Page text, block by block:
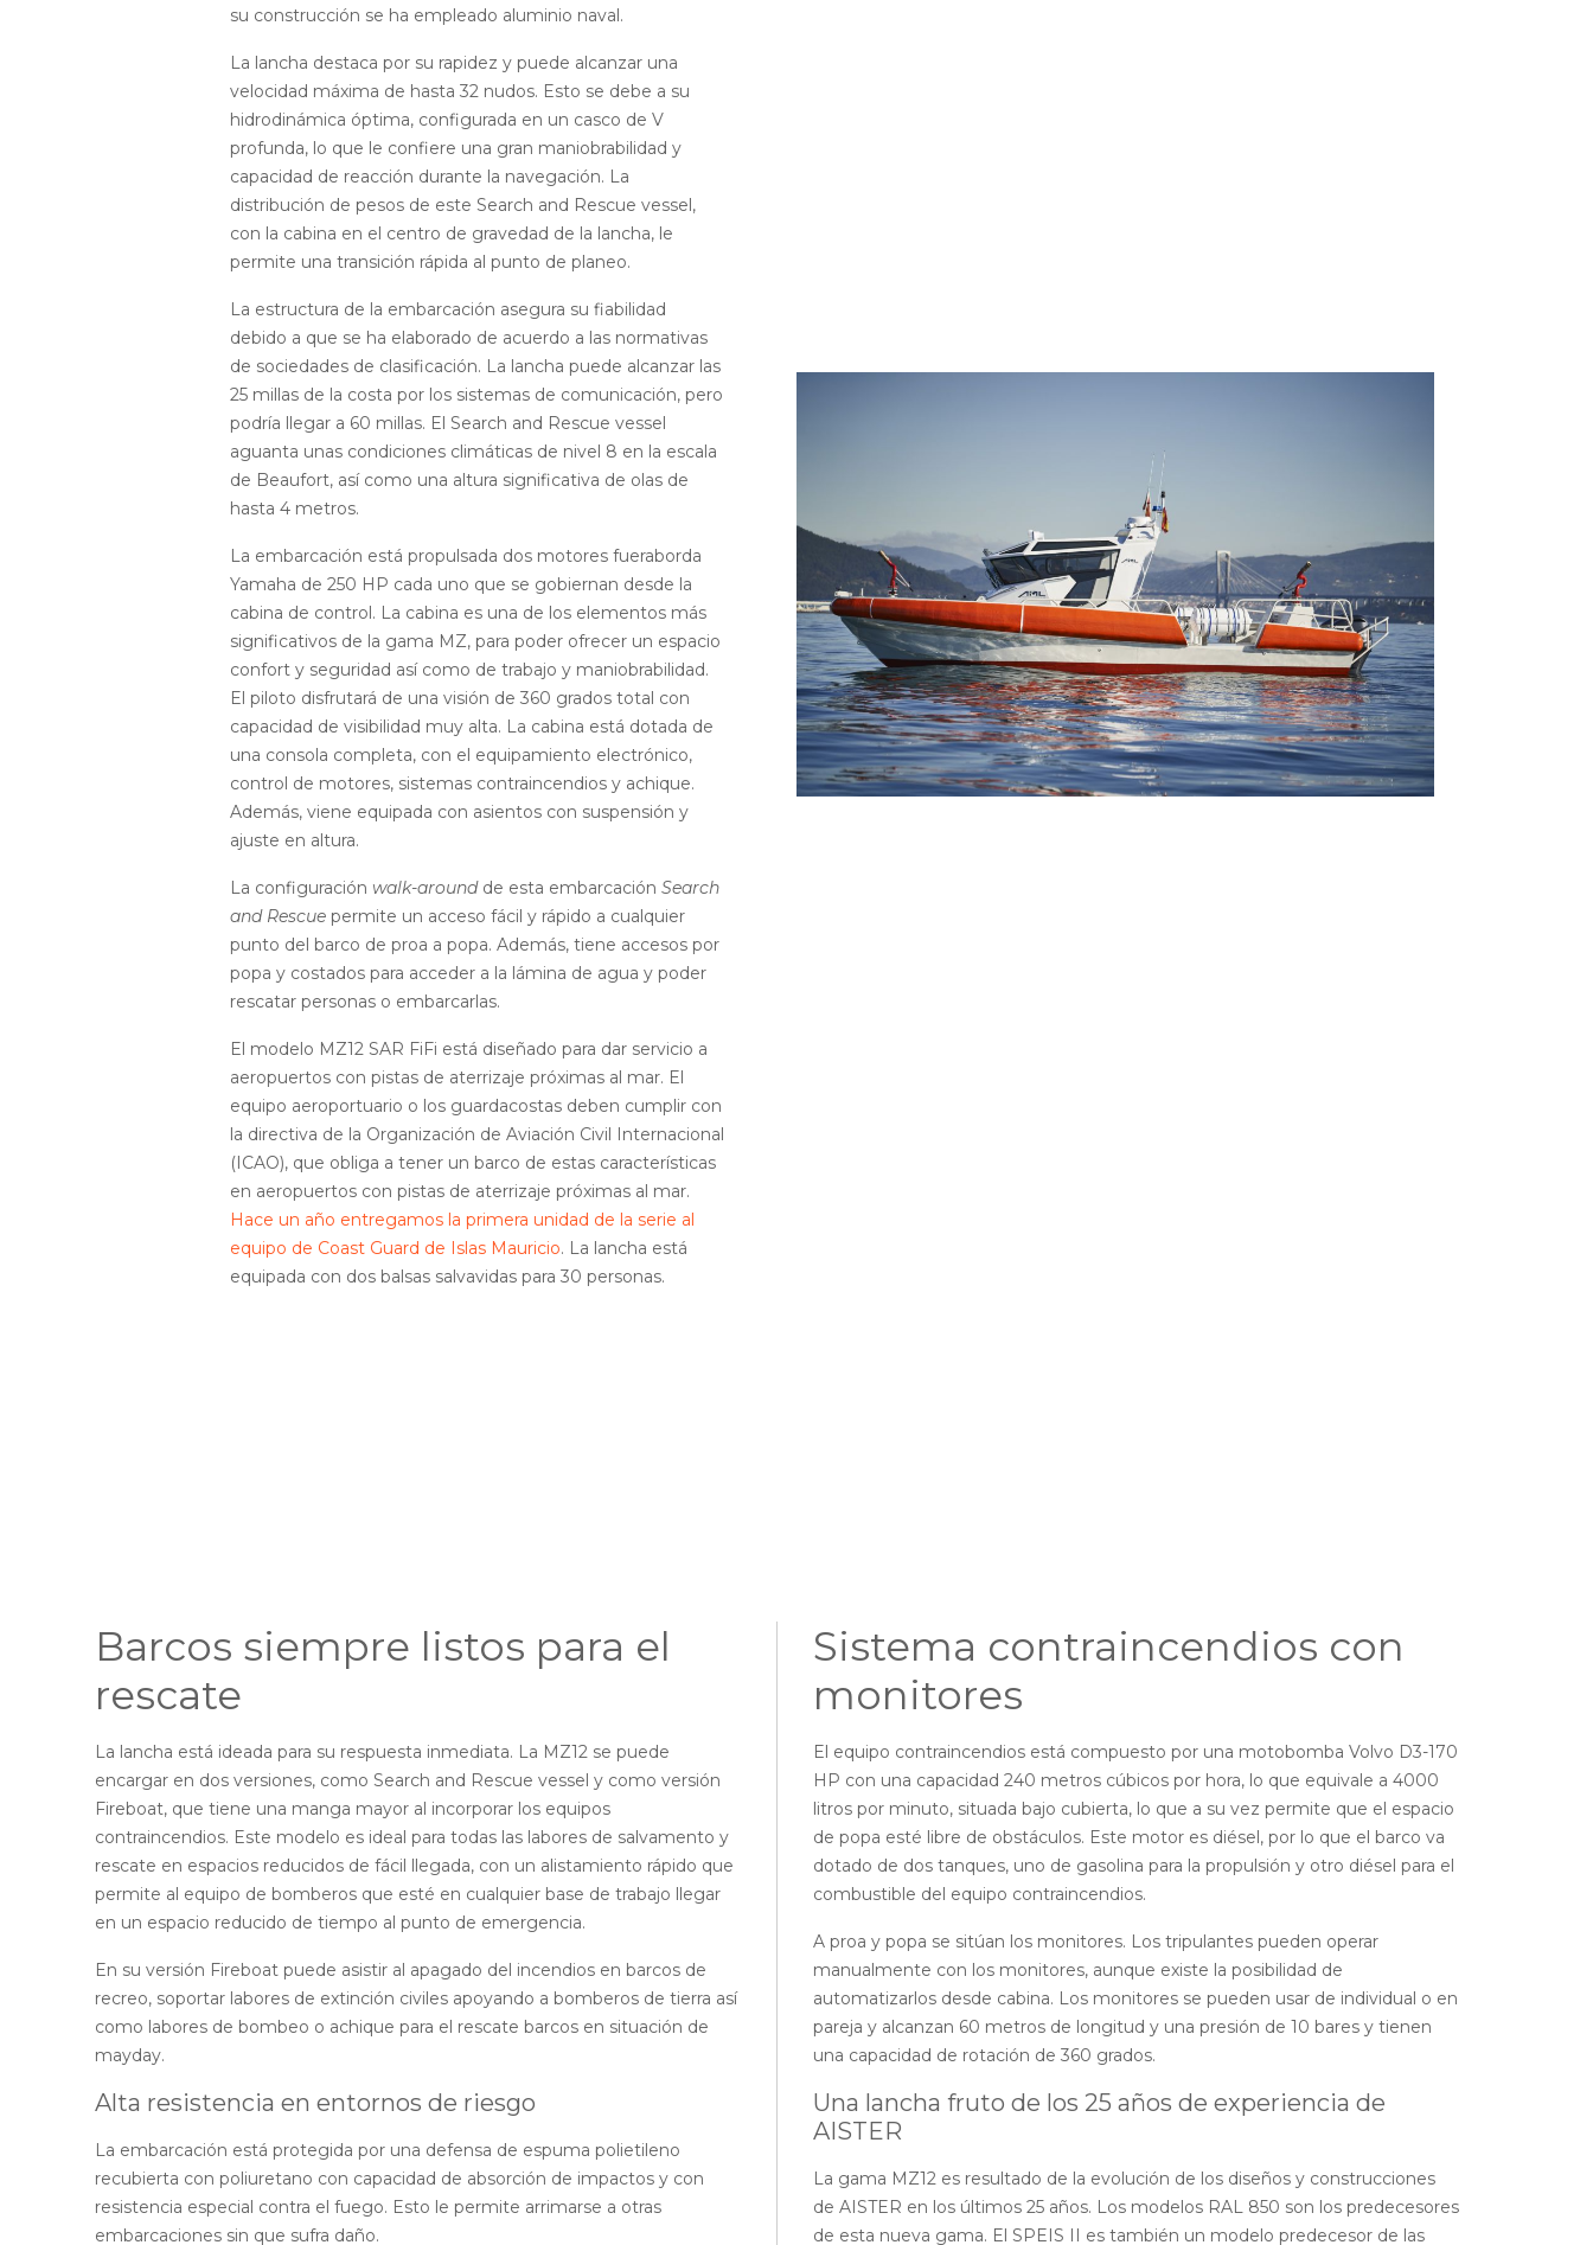
su construcción se ha empleado aluminio naval.
La lancha destaca por su rapidez y puede alcanzar una
velocidad máxima de hasta 32 nudos. Esto se debe a su
hidrodinámica óptima, configurada en un casco de V
profunda, lo que le confiere una gran maniobrabilidad y
capacidad de reacción durante la navegación. La
distribución de pesos de este Search and Rescue vessel,
con la cabina en el centro de gravedad de la lancha, le
permite una transición rápida al punto de planeo.
La estructura de la embarcación asegura su fiabilidad
debido a que se ha elaborado de acuerdo a las normativas
de sociedades de clasificación. La lancha puede alcanzar las
25 millas de la costa por los sistemas de comunicación, pero
podría llegar a 60 millas. El Search and Rescue vessel
aguanta unas condiciones climáticas de nivel 8 en la escala
de Beaufort, así como una altura significativa de olas de
hasta 4 metros.
La embarcación está propulsada dos motores fueraborda
Yamaha de 250 HP cada uno que se gobiernan desde la
cabina de control. La cabina es una de los elementos más
significativos de la gama MZ, para poder ofrecer un espacio
confort y seguridad así como de trabajo y maniobrabilidad.
El piloto disfrutará de una visión de 360 grados total con
capacidad de visibilidad muy alta. La cabina está dotada de
una consola completa, con el equipamiento electrónico,
control de motores, sistemas contraincendios y achique.
Además, viene equipada con asientos con suspensión y
ajuste en altura.
La configuración walk-aroundde esta embarcaciónSearch
and Rescue permite un acceso fácil y rápido a cualquier
punto del barco de proa a popa. Además, tiene accesos por
popa y costados para acceder a la lámina de agua y poder
rescatar personas o embarcarlas.
El modelo MZ12 SAR FiFi está diseñado para dar servicio a
aeropuertos con pistas de aterrizaje próximas al mar. El
equipo aeroportuario o los guardacostas deben cumplir con
la directiva de la Organización de Aviación Civil Internacional
(ICAO), que obliga a tener un barco de estas características
en aeropuertos con pistas de aterrizaje próximas al mar.
Hace un año entregamos la primera unidad de la serie al
equipo de Coast Guard de Islas Mauricio. La lancha está
equipada con dos balsas salvavidas para 30 personas.
Barcos siempre listos para el
rescate
La lancha está ideada para su respuesta inmediata. La MZ12 se puede
encargar en dos versiones, como Search and Rescue vessel y como versión
Fireboat, que tiene una manga mayor al incorporar los equipos
contraincendios. Este modelo es ideal para todas las labores de salvamento y
rescate en espacios reducidos de fácil llegada, con un alistamiento rápido que
permite al equipo de bomberos que esté en cualquier base de trabajo llegar
en un espacio reducido de tiempo al punto de emergencia.
En su versión Fireboat puede asistir al apagado del incendios en barcos de
recreo, soportar labores de extinción civiles apoyando a bomberos de tierra así
como labores de bombeo o achique para el rescate barcos en situación de
mayday.
Alta resistencia en entornos de riesgo
La embarcación está protegida por una defensa de espuma polietileno
recubierta con poliuretano con capacidad de absorción de impactos y con
resistencia especial contra el fuego. Esto le permite arrimarse a otras
embarcaciones sin que sufra daño.
Sistema contraincendios con
monitores
El equipo contraincendios está compuesto por una motobomba Volvo D3-170
HP con una capacidad 240 metros cúbicos por hora, lo que equivale a 4000
litros por minuto, situada bajo cubierta, lo que a su vez permite que el espacio
de popa esté libre de obstáculos. Este motor es diésel, por lo que el barco va
dotado de dos tanques, uno de gasolina para la propulsión y otro diésel para el
combustible del equipo contraincendios.
A proa y popa se sitúan los monitores. Los tripulantes pueden operar
manualmente con los monitores, aunque existe la posibilidad de
automatizarlos desde cabina. Los monitores se pueden usar de individual o en
pareja y alcanzan 60 metros de longitud y una presión de 10 bares y tienen
una capacidad de rotación de 360 grados.
Una lancha fruto de los 25 años de experiencia de
AISTER
La gama MZ12 es resultado de la evolución de los diseños y construcciones
de AISTER en los últimos 25 años. Los modelos RAL 850 son los predecesores
de esta nueva gama. El SPEIS II es también un modelo predecesor de las